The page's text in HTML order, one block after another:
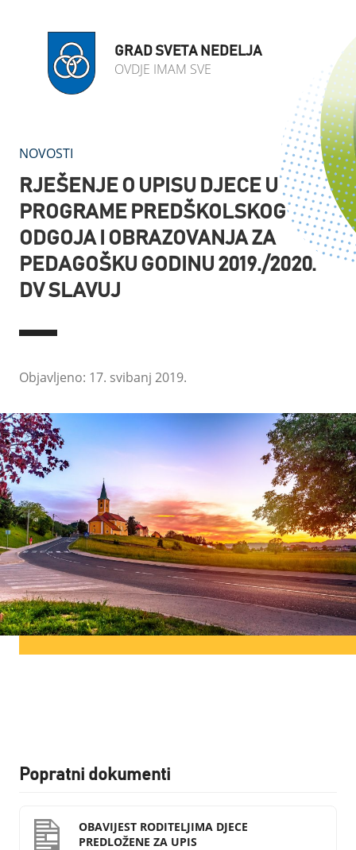
GRAD SVETA NEDELJA
OVDJE IMAM SVE
NOVOSTI
RJEŠENJE O UPISU DJECE U
PROGRAME PREDŠKOLSKOG
ODGOJA I OBRAZOVANJA ZA
PEDAGOŠKU GODINU 2019./2020.
DV SLAVUJ
Objavljeno: 17. svibanj 2019.
Popratni dokumenti
OBAVIJEST RODITELJIMA DJECE
PREDLOŽENE ZA UPIS